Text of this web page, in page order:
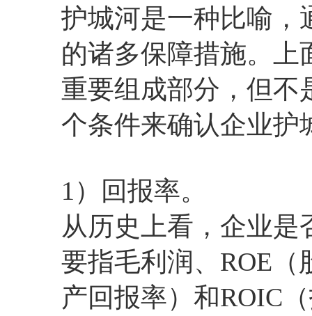
护城河是一种比喻，
的诸多保障措施。上
重要组成部分，但不
个条件来确认企业护
1）回报率。
从历史上看，企业
要指毛利润、ROE
产回报率）和ROIC